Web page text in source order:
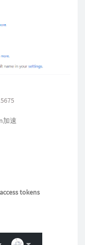
加速
tokens